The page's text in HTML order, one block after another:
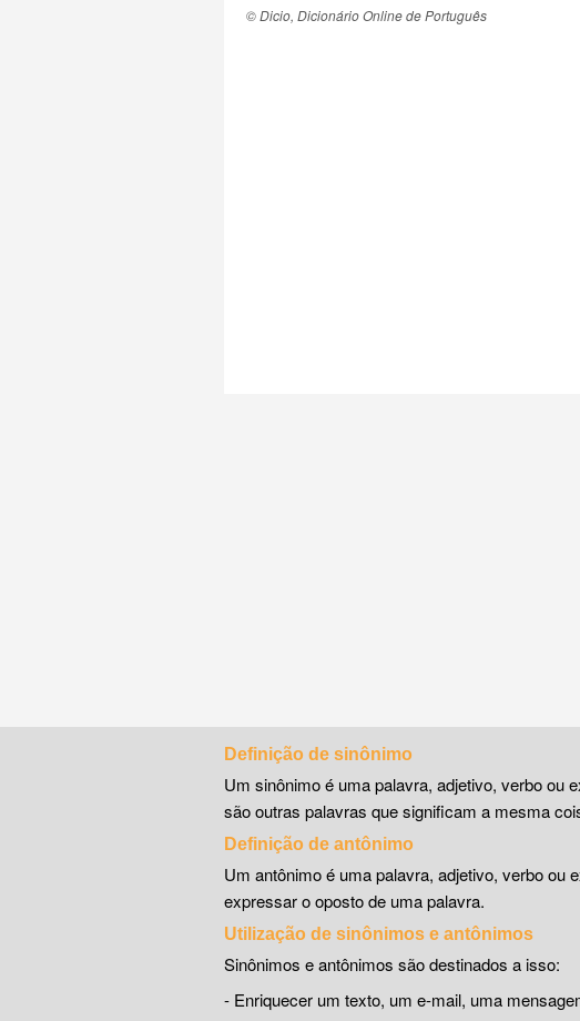
© Dicio, Dicionário Online de Português
Definição de sinônimo
Um sinônimo é uma palavra, adjetivo, verbo ou
são outras palavras que significam a mesma
Definição de antônimo
Um antônimo é uma palavra, adjetivo, verbo ou
expressar o oposto de uma palavra.
Utilização de sinônimos e antônimos
Sinônimos e antônimos são destinados a isso:
- Enriquecer um texto, um e-mail, uma